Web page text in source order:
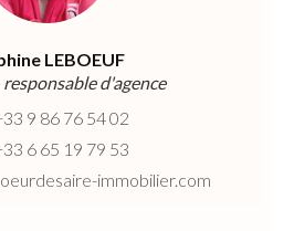
LEBOEUF
d'agence
9 86 76 54 02
6 65 19 79 53
immobilier.com